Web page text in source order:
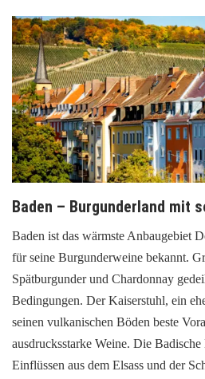
Baden – Burgunderland mit
Baden ist das wärmste Anbaugebiet
für seine Burgunderweine bekannt.
Spätburgunder und Chardonnay
Bedingungen. Der Kaiserstuhl, ein
seinen vulkanischen Böden beste
ausdrucksstarke Weine. Die
Einflüssen aus dem Elsass und der